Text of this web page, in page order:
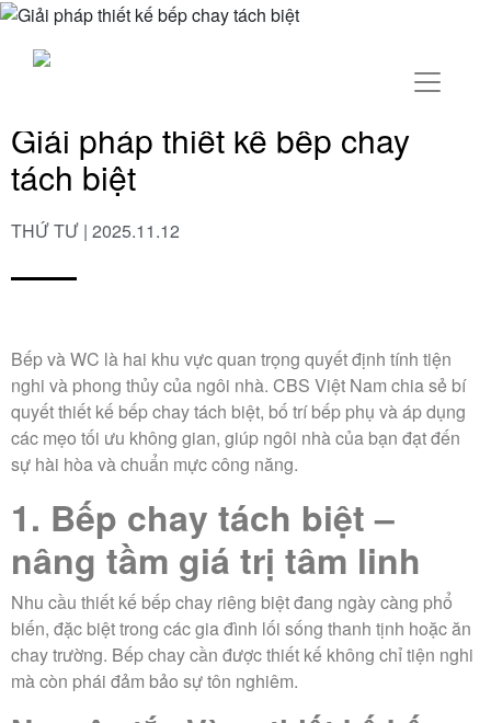
Giải pháp thiết kế bếp chay
tách biệt
THỨ TƯ | 2025.11.12
Bếp và WC là hai khu vực quan trọng quyết định tính tiện
nghi và phong thủy của ngôi nhà. CBS Việt Nam chia sẻ bí
quyết thiết kế bếp chay tách biệt, bố trí bếp phụ và áp dụng
các mẹo tối ưu không gian, giúp ngôi nhà của bạn đạt đến
sự hài hòa và chuẩn mực công năng.
1. Bếp chay tách biệt –
nâng tầm giá trị tâm linh
Nhu cầu thiết kế bếp chay riêng biệt đang ngày càng phổ
biến, đặc biệt trong các gia đình lối sống thanh tịnh hoặc ăn
chay trường. Bếp chay cần được thiết kế không chỉ tiện nghi
mà còn phái đảm bảo sự tôn nghiêm.